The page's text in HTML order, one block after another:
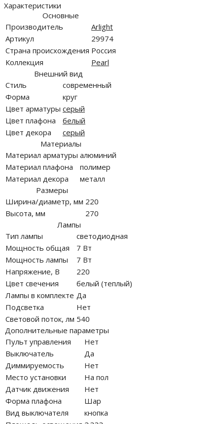
Характеристики
Основные
Производитель
Arlight
Артикул
29974
Страна происхождения Россия
Коллекция
Pearl
Внешний вид
Стиль
современный
Форма
круг
Цвет арматуры серый
Цвет плафона
белый
Цвет декора
серый
Материалы
Материал арматуры алюминий
Материал плафона
полимер
Материал декора
металл
Размеры
Ширина/диаметр, мм 220
Высота, мм
270
Лампы
Тип лампы
светодиодная
Мощность общая
7 Вт
Мощность лампы
7 Вт
Напряжение, В
220
Цвет свечения
белый (теплый)
Лампы в комплекте Да
Подсветка
Нет
Световой поток, лм 540
Дополнительные параметры
Пульт управления
Нет
Выключатель
Да
Диммируемость
Нет
Место установки
На пол
Датчик движения
Нет
Форма плафона
Шар
Вид выключателя
кнопка